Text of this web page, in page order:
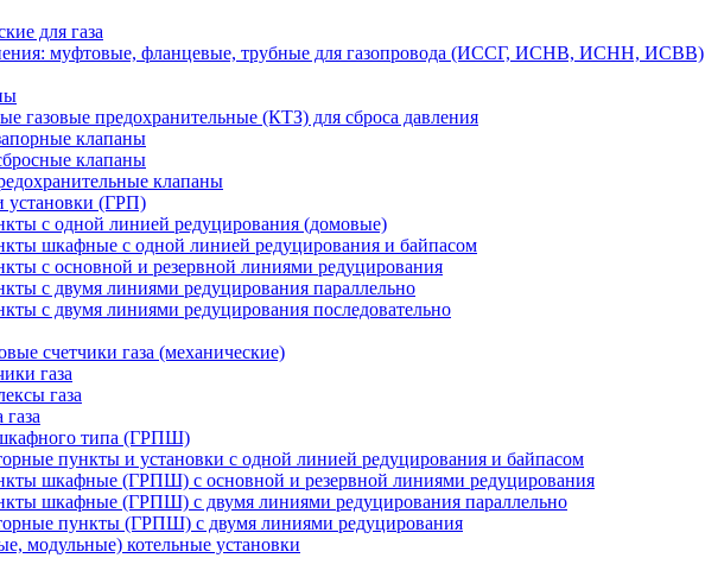
для газа
муфтовые, фланцевые, трубные для газопровода (ИССГ, ИСНВ, ИСНН, ИСВВ)
газовые предохранительные (КТЗ) для сброса давления
клапаны
клапаны
клапаны
установки (ГРП)
с одной линией редуцирования (домовые)
шкафные с одной линией редуцирования и байпасом
с основной и резервной линиями редуцирования
с двумя линиями редуцирования параллельно
с двумя линиями редуцирования последовательно
счетчики газа (механические)
газа
газа
типа (ГРПШ)
пункты и установки c одной линией редуцирования и байпасом
шкафные (ГРПШ) с основной и резервной линиями редуцирования
шкафные (ГРПШ) с двумя линиями редуцирования параллельно
пункты (ГРПШ) c двумя линиями редуцирования
модульные) котельные установки